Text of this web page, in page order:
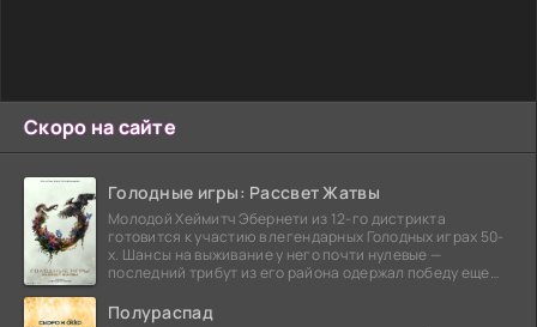
Скоро на сайте
Голодные игры: Рассвет Жатвы
Молодой Хеймитч Эбернети из 12-го дистрикта
готовится к участию в легендарных Голодных играх 50-
х. Шансы на выживание у него почти нулевые —
последний трибут из его района одержал победу еще
Полураспад